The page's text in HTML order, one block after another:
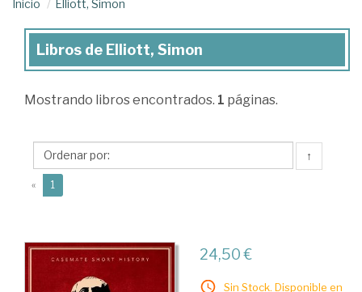
Inicio Elliott, Simon
Libros
Elliott,
Libros de Elliott, Simon
Mostrando libros encontrados. 1 páginas.
↑
« 1
24,50 €
Sin Stock. Disponible en